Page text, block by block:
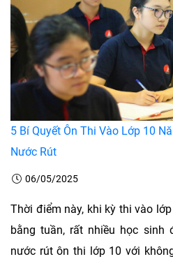
5 Bí Quyết Ôn Thi Vào Lớp 10
Nước Rút
06/05/2025
Thời điểm này, khi kỳ thi vào
bằng tuần, rất nhiều học sinh
nước rút ôn thi lớp 10 với